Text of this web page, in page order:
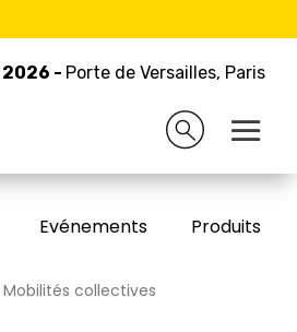
2026 - Porte de Versailles, Paris
2026 - Porte de Versailles, Paris
exposants
Evénements Produits/
collectives